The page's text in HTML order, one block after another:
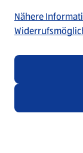
Nähere